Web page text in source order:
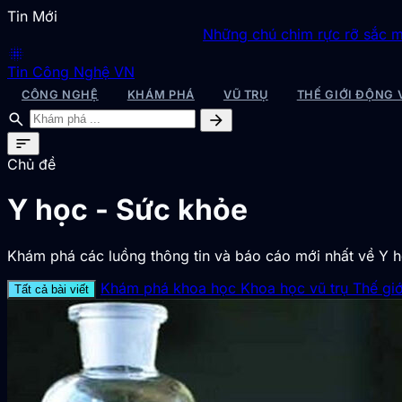
Tin Mới
Những chú chim rực rỡ sắc màu nhất thế
blur_on
Tin Công Nghệ VN
CÔNG NGHỆ KHÁM PHÁ VŨ TRỤ THẾ GIỚI ĐỘNG
search
arrow_forward
sort
Chủ đề
Y học - Sức khỏe
Khám phá các luồng thông tin và báo cáo mới nhất về
Tất cả bài viết Khám phá khoa học Khoa học vũ trụ Thế